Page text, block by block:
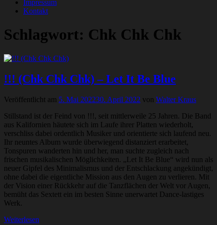
Impressum
Kontakt
Schlagwort: Chk Chk Chk
!!! (Chk Chk Chk) – Let It Be Blue
Veröffentlicht am 5. Mai 202230. April 2022 von Walter Kraus
Stillstand ist der Feind von !!!, seit mittlerweile 25 Jahren. Die Band
aus Kalifornien häutete sich im Laufe ihrer Platten wiederholt,
verschliss dabei ordentlich Musiker und orientierte sich laufend neu.
Ihr neuntes Album wurde überwiegend distanziert erarbeitet,
Tonspuren wanderten hin und her, man suchte zugleich nach
frischen musikalischen Möglichkeiten. „Let It Be Blue“ wird nun als
neuer Gipfel des Minimalismus und der Entschlackung angekündigt,
ohne dabei die eigentliche Mission aus den Augen zu verlieren. Mit
der Vision einer Rückkehr auf die Tanzflächen der Welt vor Augen,
bemüht das Sextett ein im besten Sinne unerwartet Dance-lastiges
Werk.
Weiterlesen